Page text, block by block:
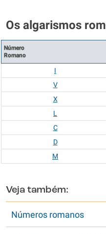
Os algarismos
Número
Romano
I
V
X
L
C
D
M
Veja também:
Números romanos